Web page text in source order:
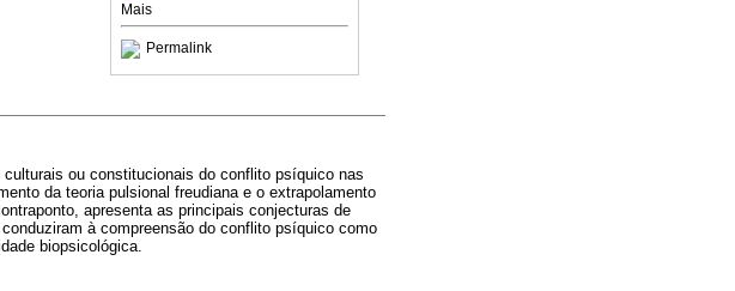
Mais
Permalink
ou constitucionais do conflito psíquico nas
da teoria pulsional freudiana e o extrapolamento
apresenta as principais conjecturas de
à compreensão do conflito psíquico como
biopsicológica.